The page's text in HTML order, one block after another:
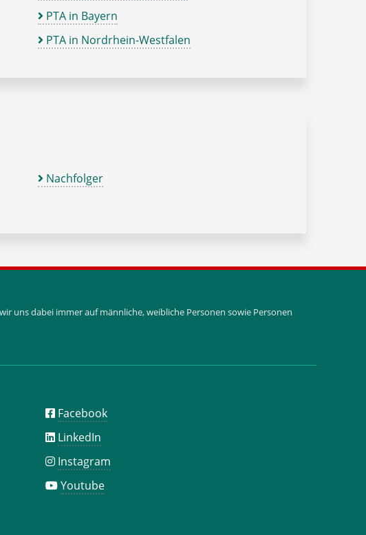
PTA in Bayern
PTA in Nordrhein-Westfalen
Nachfolger
uns dabei immer auf männliche, weibliche Personen sowie Personen
Facebook
LinkedIn
Instagram
Youtube